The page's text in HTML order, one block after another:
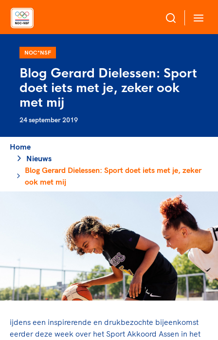
Over NOC*NSF
Sportagenda 2032
Leden
Algemene Vergadering
Raad van Toezicht en Bestuur
Merkbescherming NOC*NSF
Onze partners
Geven aan Sport
Sportonderzoek
Sportakkoord II
Game Changer
TeamNL kids
Sportdeelname
Bonden en professionals in de sport
Beleidsmedewerkers
Clubbestuurders
Coördinatoren en opleiders
Trainer-coaches
Officials
Veilige en integere sport
Diversiteit en inclusie
Gezonde sportomgeving
Duurzaamheid
Bekwaam sportkader
Vitale clubs en bestuurlijk kader
Sportmatch
Topsport
Voor talentvolle sporters
Atletencommissie
Paralympische Talentdag
TeamNL Academie Kalender
Kennisaanbod TeamNL Experts
TeamNL Sport Science Centre
Paralympische Spelen LA28
Europese Spelen Istanbul 2027
Voor bonden
NOC*NSF
Blog Gerard Dielessen: Sport
doet iets met je, zeker ook
met mij
24 september 2019
Home
Nieuws
Blog Gerard Dielessen: Sport doet iets met je, zeker
ook met mij
ijdens een inspirerende en drukbezochte bijeenkomst
eerder deze week over het Sport Akkoord Assen in het